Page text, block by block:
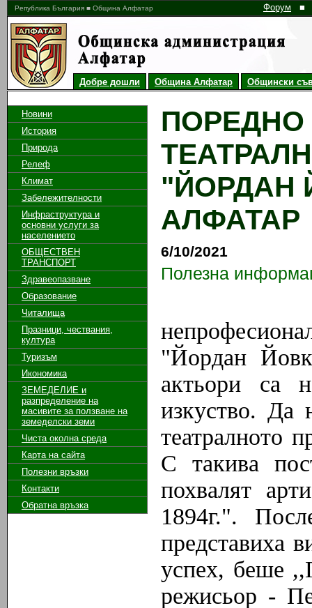
Република България ■ Община Алфатар Форум ■
Добре дошли Община Алфатар Общински
Новини
История
Природа
Релеф
Климат
Забележителности
Инфраструктура и
основни услуги за
населението
ОБЩЕСТВЕН
ТРАНСПОРТ
Здравеопазване
Образование
Читалища
Празници, чествания,
култура
Туризъм
Икономика
ЗЕМЕДЕЛИЕ и
разпределение на
масивите за ползване на
земeделски земи
Чиста околна среда
Карта на сайта
Полезни връзки
Контакти
Обратна връзка
ПОРЕДНО
"ЙОРДАН
АЛФАТАР
6/10/2021
Полезна
"Йордан
актьори са
изкуство. Да
театралното
С такива
похвалят
1894г.".
представиха
успех, беше
режисьор -